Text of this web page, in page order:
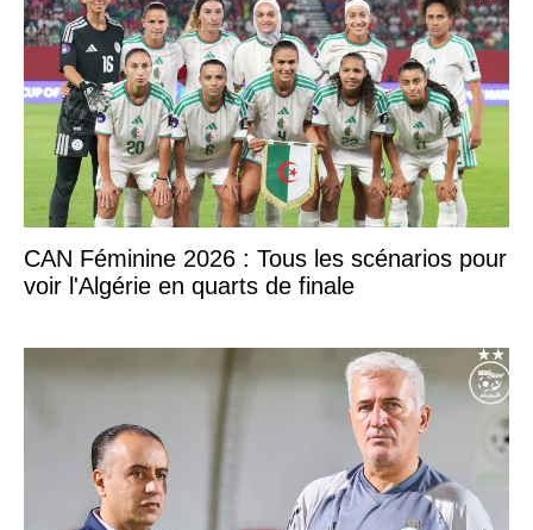
CAN Féminine 2026 : Tous les scénarios pour
voir l'Algérie en quarts de finale